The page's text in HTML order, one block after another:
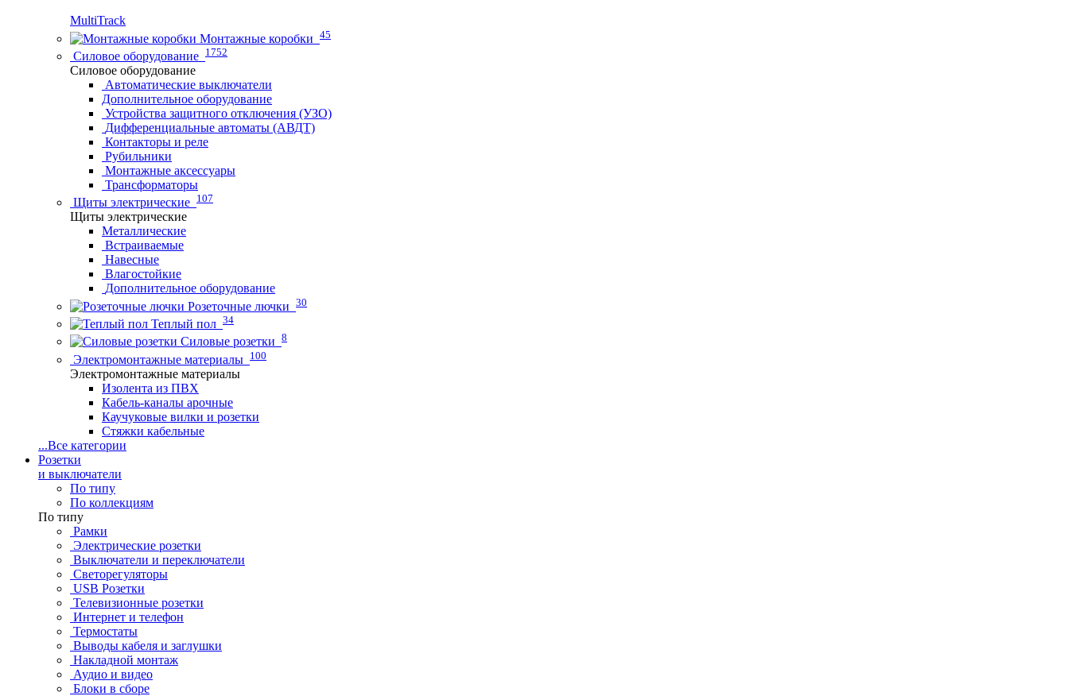
MultiTrack
Монтажные коробки 45
Силовое оборудование 1752
Силовое оборудование
Автоматические выключатели
Дополнительное оборудование
Устройства защитного отключения (УЗО)
Дифференциальные автоматы (АВДТ)
Контакторы и реле
Рубильники
Монтажные аксессуары
Трансформаторы
Щиты электрические 107
Щиты электрические
Металлические
Встраиваемые
Навесные
Влагостойкие
Дополнительное оборудование
Розеточные лючки 30
Теплый пол 34
Силовые розетки 8
Электромонтажные материалы 100
Электромонтажные материалы
Изолента из ПВХ
Кабель-каналы арочные
Каучуковые вилки и розетки
Стяжки кабельные
...Все категории
Розетки
и выключатели
По типу
По коллекциям
По типу
Рамки
Электрические розетки
Выключатели и переключатели
Светорегуляторы
USB Розетки
Телевизионные розетки
Интернет и телефон
Термостаты
Выводы кабеля и заглушки
Накладной монтаж
Аудио и видео
Блоки в сборе